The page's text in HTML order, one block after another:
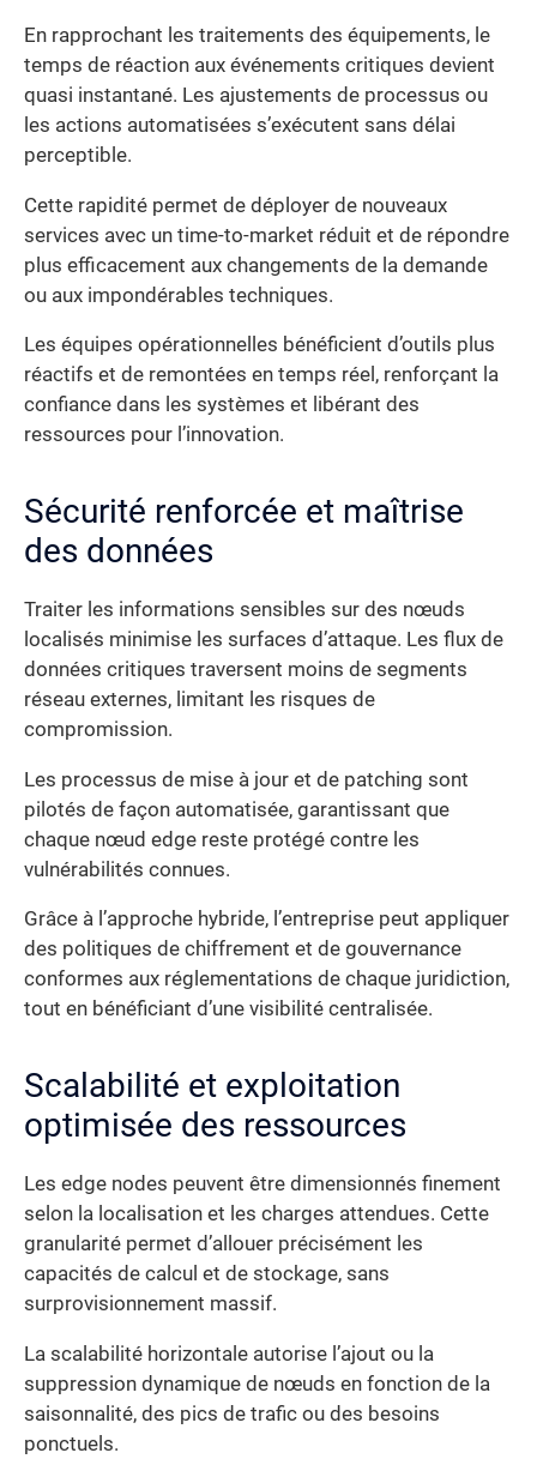
En rapprochant les traitements des équipements, le
temps de réaction aux événements critiques devient
quasi instantané. Les ajustements de processus ou
les actions automatisées s’exécutent sans délai
perceptible.
Cette rapidité permet de déployer de nouveaux
services avec un time-to-market réduit et de répondre
plus efficacement aux changements de la demande
ou aux impondérables techniques.
Les équipes opérationnelles bénéficient d’outils plus
réactifs et de remontées en temps réel, renforçant la
confiance dans les systèmes et libérant des
ressources pour l’innovation.
Sécurité renforcée et maîtrise
des données
Traiter les informations sensibles sur des nœuds
localisés minimise les surfaces d’attaque. Les flux de
données critiques traversent moins de segments
réseau externes, limitant les risques de
compromission.
Les processus de mise à jour et de patching sont
pilotés de façon automatisée, garantissant que
chaque nœud edge reste protégé contre les
vulnérabilités connues.
Grâce à l’approche hybride, l’entreprise peut appliquer
des politiques de chiffrement et de gouvernance
conformes aux réglementations de chaque juridiction,
tout en bénéficiant d’une visibilité centralisée.
Scalabilité et exploitation
optimisée des ressources
Les edge nodes peuvent être dimensionnés finement
selon la localisation et les charges attendues. Cette
granularité permet d’allouer précisément les
capacités de calcul et de stockage, sans
surprovisionnement massif.
La scalabilité horizontale autorise l’ajout ou la
suppression dynamique de nœuds en fonction de la
saisonnalité, des pics de trafic ou des besoins
ponctuels.